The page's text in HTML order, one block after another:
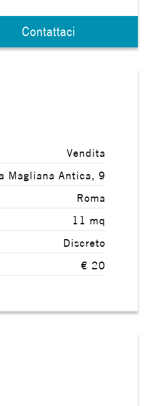
Contattaci
Vendita
Magliana Antica, 9
Roma
11 mq
Discreto
€ 20